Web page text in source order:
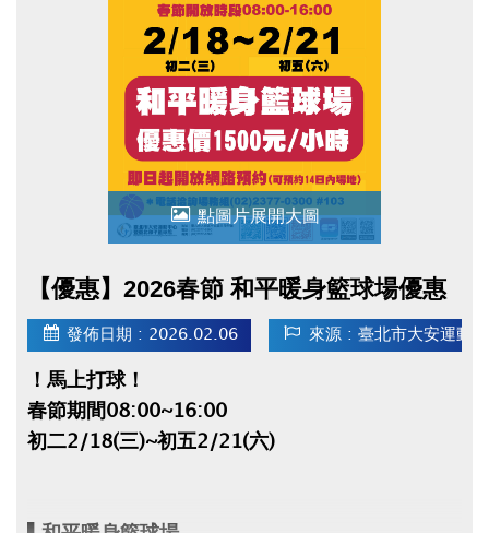
● 2/18(三)~2/21(六)臨停客人，最晚須於當日
16:00前離場，否則須等到隔日營業時間才可取
車，且費用會一直累績計算！
點圖片展開大圖
【優惠】2026春節 和平暖身籃球場優惠
發佈日期 : 2026.02.06 來源 : 臺北市大安運動
！馬上打球！
春節期間08:00~16:00
初二2/18(三)~初五2/21(六)